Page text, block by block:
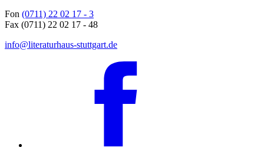
Fon (0711) 22 02 17 - 3
Fax (0711) 22 02 17 - 48
info@literaturhaus-stuttgart.de